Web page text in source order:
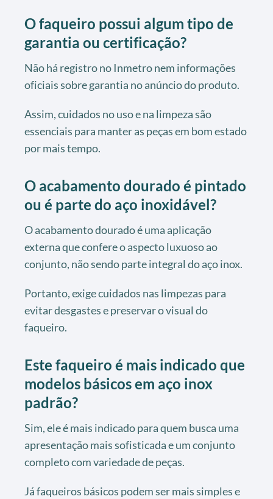
O faqueiro possui algum tipo de
garantia ou certificação?
Não há registro no Inmetro nem informações
oficiais sobre garantia no anúncio do produto.
Assim, cuidados no uso e na limpeza são
essenciais para manter as peças em bom estado
por mais tempo.
O acabamento dourado é pintado
ou é parte do aço inoxidável?
O acabamento dourado é uma aplicação
externa que confere o aspecto luxuoso ao
conjunto, não sendo parte integral do aço inox.
Portanto, exige cuidados nas limpezas para
evitar desgastes e preservar o visual do
faqueiro.
Este faqueiro é mais indicado que
modelos básicos em aço inox
padrão?
Sim, ele é mais indicado para quem busca uma
apresentação mais sofisticada e um conjunto
completo com variedade de peças.
Já faqueiros básicos podem ser mais simples e